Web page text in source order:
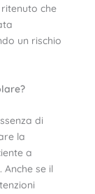
che
un rischio
di
la
a
se il